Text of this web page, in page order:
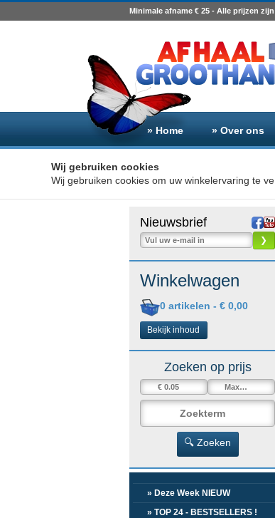
Minimale afname € 25 - Alle prijzen zijn
» Home » Over ons
Wij gebruiken cookies
Wij gebruiken cookies om uw winkelervaring te
Nieuwsbrief
❯
Winkelwagen
0 artikelen - € 0,00
Bekijk inhoud
Zoeken op prijs
🔍 Zoeken
» Deze Week NIEUW
» TOP 24 - BESTSELLERS !